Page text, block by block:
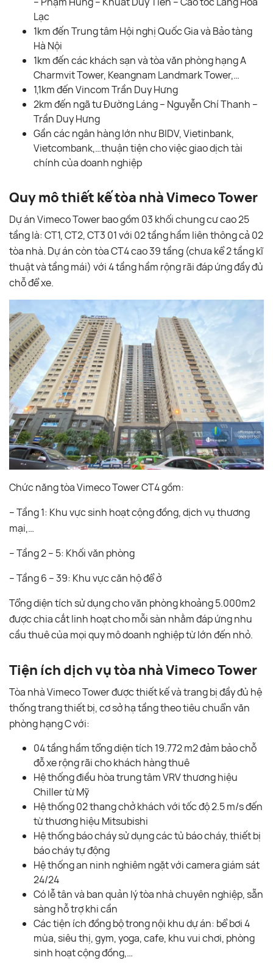
Lạc
1km đến Trung tâm Hội nghị Quốc Gia và Bảo tàng
Hà Nội
1km đến các khách sạn và tòa văn phòng hạng A
Charmvit Tower, Keangnam Landmark Tower,…
1,1km đến Vincom Trần Duy Hưng
2km đến ngã tư Đường Láng – Nguyễn Chí Thanh –
Trần Duy Hưng
Gần các ngân hàng lớn như BIDV, Vietinbank,
Vietcombank,…thuận tiện cho việc giao dịch tài
chính của doanh nghiệp
Quy mô thiết kế tòa nhà Vimeco Tower
Dự án Vimeco Tower bao gồm 03 khối chung cư cao 25
tầng là: CT1, CT2, CT3 01 với 02 tầng hầm liên thông cả 02
tòa nhà. Dự án còn tòa CT4 cao 39 tầng (chưa kể 2 tầng kĩ
thuật và tầng mái) với 4 tầng hầm rộng rãi đáp ứng đầy đủ
chỗ để xe.
Chức năng tòa Vimeco Tower CT4 gồm:
– Tầng 1: Khu vực sinh hoạt cộng đồng, dịch vụ thương
mại,…
– Tầng 2 – 5: Khối văn phòng
– Tầng 6 – 39: Khu vực căn hộ để ở
Tổng diện tích sử dụng cho văn phòng khoảng 5.000m2
được chia cắt linh hoạt cho mỗi sàn nhằm đáp ứng nhu
cầu thuê của mọi quy mô doanh nghiệp từ lớn đến nhỏ.
Tiện ích dịch vụ tòa nhà Vimeco Tower
Tòa nhà Vimeco Tower được thiết kế và trang bị đầy đủ hệ
thống trang thiết bị, cơ sở hạ tầng theo tiêu chuẩn văn
phòng hạng C với:
04 tầng hầm tổng diện tích 19.772 m2 đảm bảo chỗ
đỗ xe rộng rãi cho khách hàng thuê
Hệ thống điều hòa trung tâm VRV thương hiệu
Chiller từ Mỹ
Hệ thống 02 thang chở khách với tốc độ 2.5 m/s đến
từ thương hiệu Mitsubishi
Hệ thống báo cháy sử dụng các tủ báo cháy, thiết bị
báo cháy tự động
Hệ thống an ninh nghiêm ngặt với camera giám sát
24/24
Có lễ tân và ban quản lý tòa nhà chuyên nghiệp, sẵn
sàng hỗ trợ khi cần
Các tiện ích đồng bộ trong nội khu dự án: bể bơi 4
mùa, siêu thị, gym, yoga, cafe, khu vui chơi, phòng
sinh hoạt cộng đồng,…